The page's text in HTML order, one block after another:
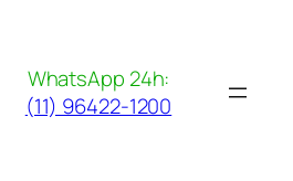
WhatsApp 24h:
(11) 96422-1200